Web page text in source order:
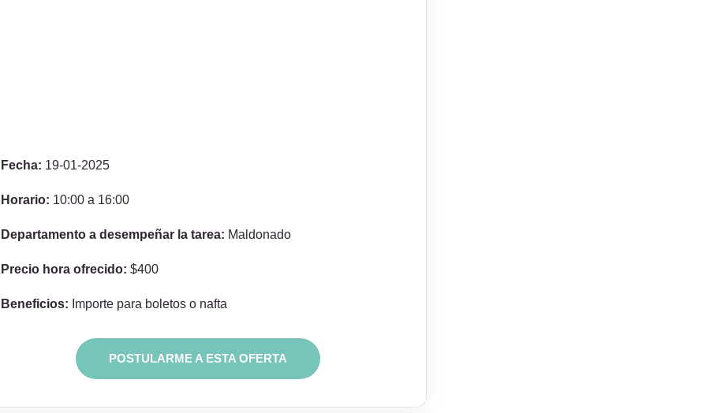
Fecha: 19-01-2025
Horario: 10:00 a 16:00
Departamento a desempeñar la tarea: Maldonado
Precio hora ofrecido:$400
Beneficios: Importe para boletos o nafta